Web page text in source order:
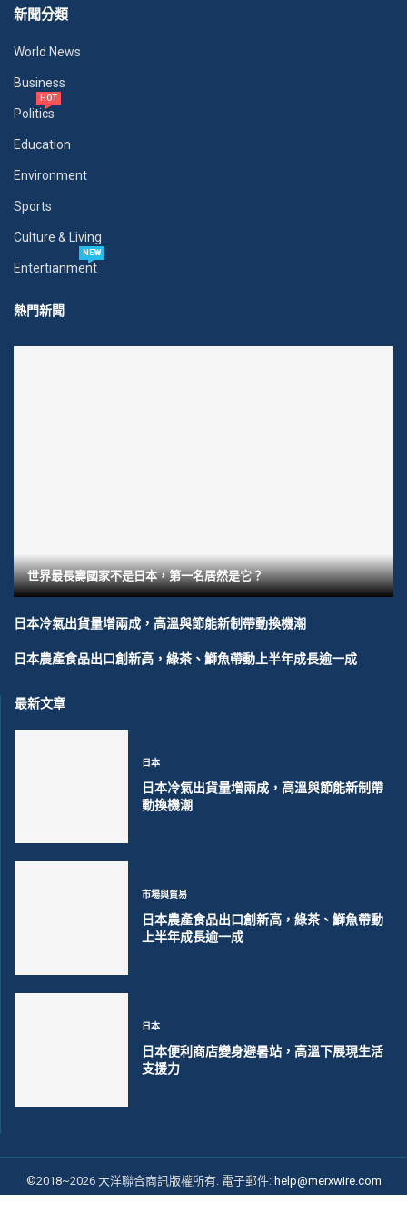
新聞分類
World News
Business
Politics
HOT
Education
Environment
Sports
Culture & Living
Entertianment
NEW
熱門新聞
世界最長壽國家不是日本，第一名居然是它？
日本冷氣出貨量增兩成，高溫與節能新制帶動換機潮
日本農產食品出口創新高，綠茶、鰤魚帶動上半年成長逾一成
最新文章
日本
日本冷氣出貨量增兩成，高溫與節能新制帶
動換機潮
市場與貿易
日本農產食品出口創新高，綠茶、鰤魚帶動
上半年成長逾一成
日本
日本便利商店變身避暑站，高溫下展現生活
支援力
©2018~2026 大洋聯合商訊版權所有. 電子郵件: help@merxwire.com